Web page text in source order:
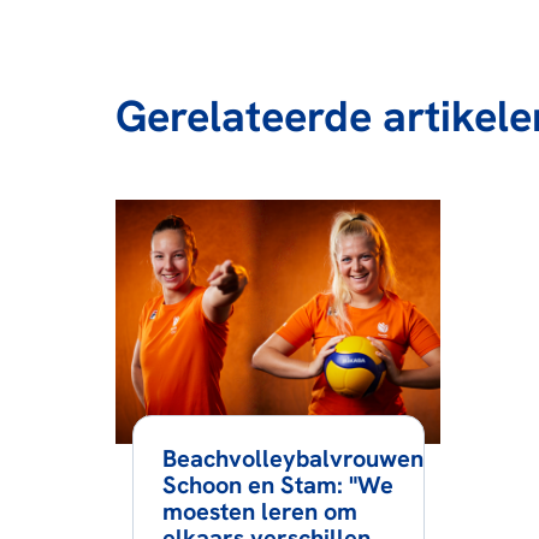
Gerelateerde
Beachvolleybalvrouwen
Schoon en Stam: "We
moesten leren om